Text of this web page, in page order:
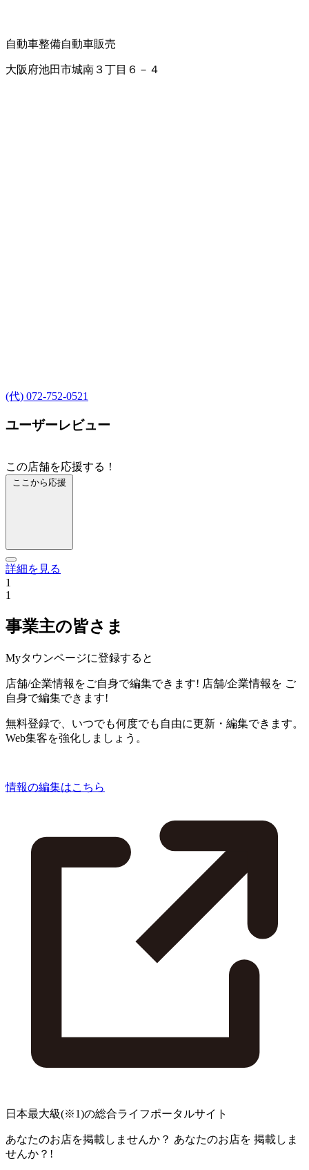
自動車整備自動車販売
大阪府池田市城南３丁目６－４
(代) 072-752-0521
ユーザーレビュー
この店舗を応援する！
ここから応援
詳細を見る
1
1
事業主の皆さま
Myタウンページに登録すると
店舗/企業情報をご自身で編集できます! 店舗/企業情報を ご
自身で編集できます!
無料登録で、いつでも何度でも自由に更新・編集できます。
Web集客を強化しましょう。
情報の編集はこちら
日本最大級(※1)の総合ライフポータルサイト
あなたのお店を掲載しませんか？ あなたのお店を 掲載しま
せんか？!